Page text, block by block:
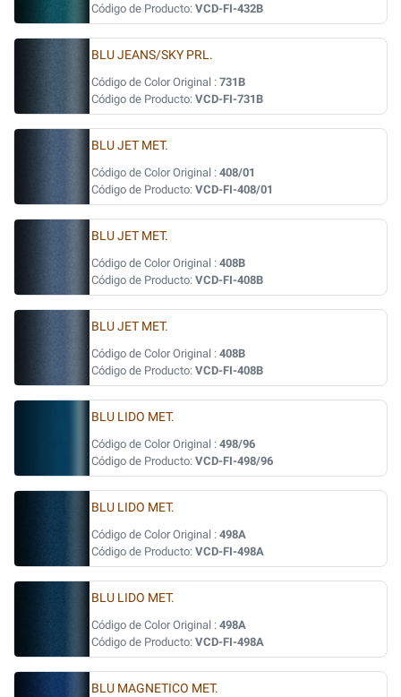
Código de Producto: VCD-FI-432B
BLU JEANS/SKY PRL.
Código de Color Original : 731B
Código de Producto: VCD-FI-731B
BLU JET MET.
Código de Color Original : 408/01
Código de Producto: VCD-FI-408/01
BLU JET MET.
Código de Color Original : 408B
Código de Producto: VCD-FI-408B
BLU JET MET.
Código de Color Original : 408B
Código de Producto: VCD-FI-408B
BLU LIDO MET.
Código de Color Original : 498/96
Código de Producto: VCD-FI-498/96
BLU LIDO MET.
Código de Color Original : 498A
Código de Producto: VCD-FI-498A
BLU LIDO MET.
Código de Color Original : 498A
Código de Producto: VCD-FI-498A
BLU MAGNETICO MET.